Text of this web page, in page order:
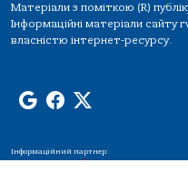
Матеріали з поміткою (R)
Інформаційні матеріали сайту
власністю інтернет-ресурсу.
Інформаційний партнер: